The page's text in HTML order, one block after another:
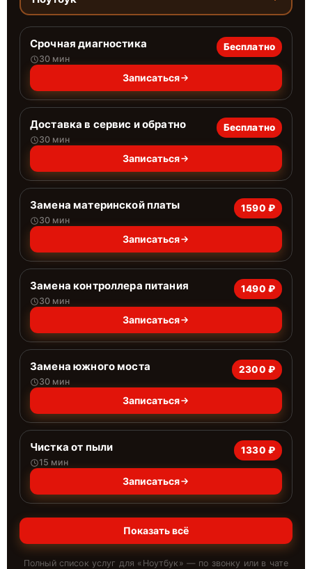
Срочная диагностика
30 мин
Бесплатно
Записаться
Доставка в сервис и обратно
30 мин
Бесплатно
Записаться
Замена материнской платы
30 мин
1590 ₽
Записаться
Замена контроллера питания
30 мин
1490 ₽
Записаться
Замена южного моста
30 мин
2300 ₽
Записаться
Чистка от пыли
15 мин
1330 ₽
Записаться
Показать всё
Полный список услуг для « Ноутбук » — по звонку или в чате